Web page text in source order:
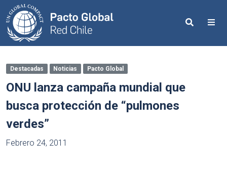
Search
Destacadas Noticias Pacto Global
ONU lanza campaña mundial que
busca protección de “pulmones
verdes”
Febrero 24, 2011